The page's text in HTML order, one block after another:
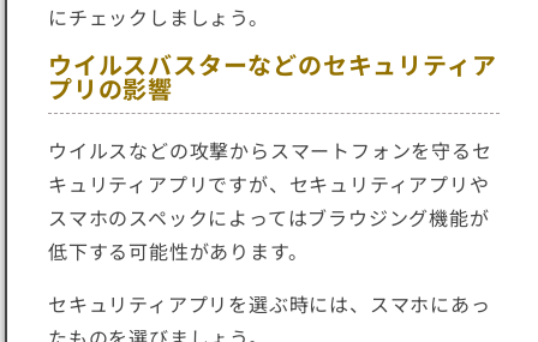
にチェックしましょう。
ウイルスバスターなどのセキュリティア
プリの影響
ウイルスなどの攻撃からスマートフォンを守るセ
キュリティアプリですが、セキュリティアプリや
スマホのスペックによってはブラウジング機能が
低下する可能性があります。
セキュリティアプリを選ぶ時には、スマホにあっ